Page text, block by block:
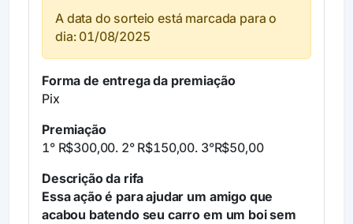
A data do sorteio está marcada para o
dia: 01/08/2025
Forma de entrega da premiação
Pix
Premiação
1° R$300,00. 2° R$150,00. 3°R$50,00
Descrição da rifa
Essa ação é para ajudar um amigo que
acabou batendo seu carro em um boi sem